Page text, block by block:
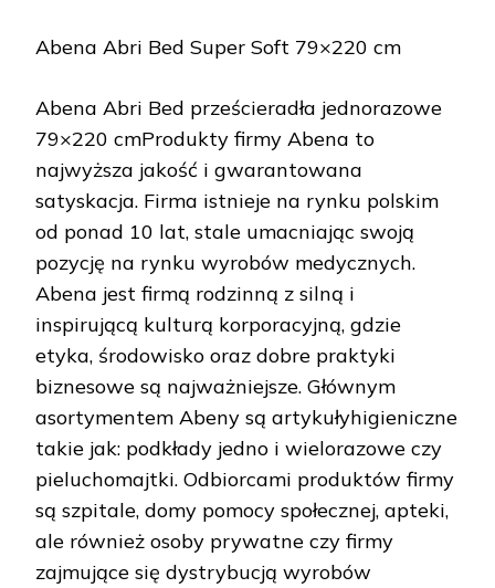
Abena Abri Bed Super Soft 79×220 cm
Abena Abri Bed prześcieradła jednorazowe
79×220 cmProdukty firmy Abena to
najwyższa jakość i gwarantowana
satyskacja. Firma istnieje na rynku polskim
od ponad 10 lat, stale umacniając swoją
pozycję na rynku wyrobów medycznych.
Abena jest firmą rodzinną z silną i
inspirującą kulturą korporacyjną, gdzie
etyka, środowisko oraz dobre praktyki
biznesowe są najważniejsze. Głównym
asortymentem Abeny są artykułyhigieniczne
takie jak: podkłady jedno i wielorazowe czy
pieluchomajtki. Odbiorcami produktów firmy
są szpitale, domy pomocy społecznej, apteki,
ale również osoby prywatne czy firmy
zajmujące się dystrybucją wyrobów